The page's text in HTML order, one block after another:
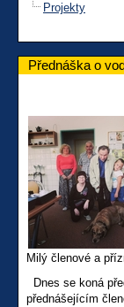
Projekty
Přednáška o
Milý členové a
Dnes se koná
přednášejícím